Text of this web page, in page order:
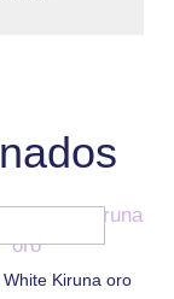
Kiruna oro